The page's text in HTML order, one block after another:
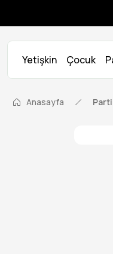
Yetişkin Çocuk
Anasayfa